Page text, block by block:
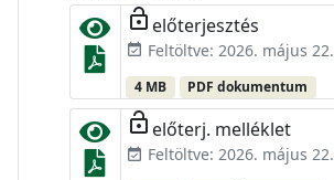
lock_open előterjesztés
event_available Feltöltve: 2026. május 22.
4 MB PDF dokumentum
lock_open előterj. melléklet
event_available Feltöltve: 2026. május 22.